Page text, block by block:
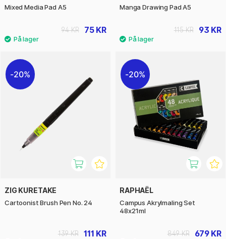
Mixed Media Pad A5
75 KR
94 KR
Manga Drawing Pad A5
93 KR
115 KR
20%
ZIG KURETAKE
Cartoonist Brush Pen No. 24
111 KR
139 KR
20%
RAPHAËL
Campus Akrylmaling Set
48x21ml
679 KR
849 KR